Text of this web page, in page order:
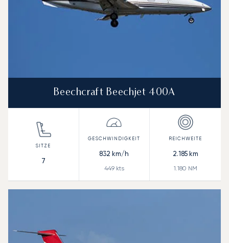
Beechcraft Beechjet 400A
7
832 km/h
449kts
2.185km
1.180 NM